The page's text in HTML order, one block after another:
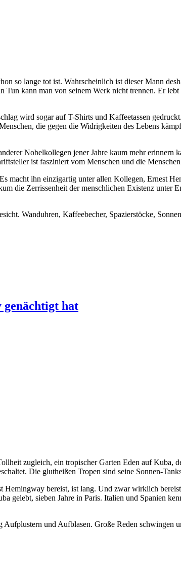
so lange tot ist. Wahrscheinlich ist dieser Mann
kann man von seinem Werk nicht trennen. Er
wird sogar auf T-Shirts und Kaffeetassen gedruckt.
die gegen die Widrigkeiten des Lebens
Nobelkollegen jener Jahre kaum mehr erinnern
ist fasziniert vom Menschen und die
s macht ihn einzigartig unter allen Kollegen, Ernest
die Zerrissenheit der menschlichen Existenz unter
Wanduhren, Kaffeebecher, Spazierstöcke,
genächtigt hat
zugleich, ein tropischer Garten Eden auf Kuba,
Die glutheißen Tropen sind seine Sonnen-
Hemingway bereist, ist lang. Und zwar wirklich
sieben Jahre in Paris. Italien und Spanien
und Aufblasen. Große Reden schwingen